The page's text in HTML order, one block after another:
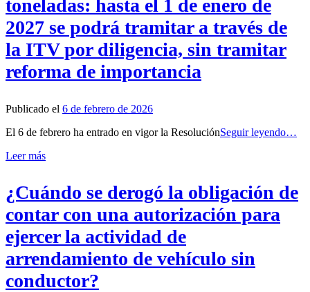
toneladas: hasta el 1 de enero de
2027 se podrá tramitar a través de
la ITV por diligencia, sin tramitar
reforma de importancia
Publicado el 6 de febrero de 2026
El 6 de febrero ha entrado en vigor la ResoluciónSeguir leyendo…
Leer más
¿Cuándo se derogó la obligación de
contar con una autorización para
ejercer la actividad de
arrendamiento de vehículo sin
conductor?